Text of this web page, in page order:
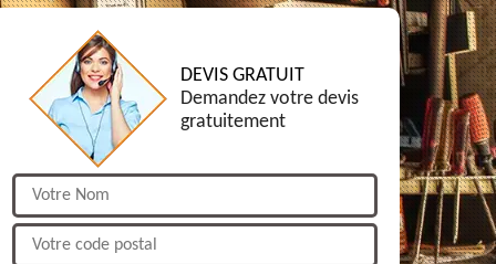
DEVIS GRATUIT
Demandez votre devis
gratuitement